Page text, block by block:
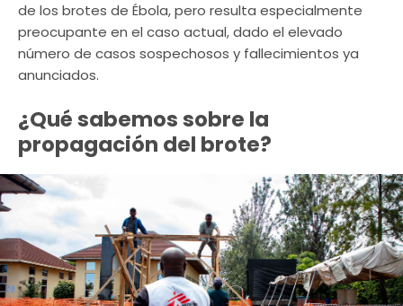
de los brotes de Ébola, pero resulta especialmente
preocupante en el caso actual, dado el elevado
número de casos sospechosos y fallecimientos ya
anunciados.
¿Qué sabemos sobre la
propagación del brote?